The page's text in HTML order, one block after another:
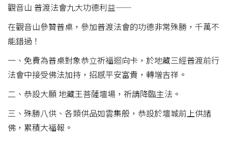
觀音山 普渡法會九大功德利益——
在觀音山參贊普桌，參加普渡法會的功德非常殊勝，千萬不
能錯過！
一、免費為普桌對象恭立祈福迴向卡，於地藏三經普渡前行
法會中接受佛法加持，招感平安富貴，轉增吉祥。
二、恭設大願 地藏王菩薩壇場，祈請降臨主法。
三、殊勝八供、各類供品如雲集般，恭設於壇城前上供諸
佛，累積大福報。